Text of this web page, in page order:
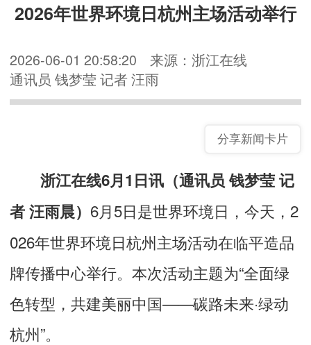
2026年世界环境日杭州主场活动举行
2026-06-01 20:58:20
来源：浙江在线
通讯员 钱梦莹 记者 汪雨
分享新闻卡片
浙江在线6月1日讯（通讯员 钱梦莹 记
者 汪雨晨） 6月5日是世界环境日，今天，2
026年世界环境日杭州主场活动在临平造品
牌传播中心举行。本次活动主题为“全面绿
色转型，共建美丽中国——碳路未来·绿动
杭州”。